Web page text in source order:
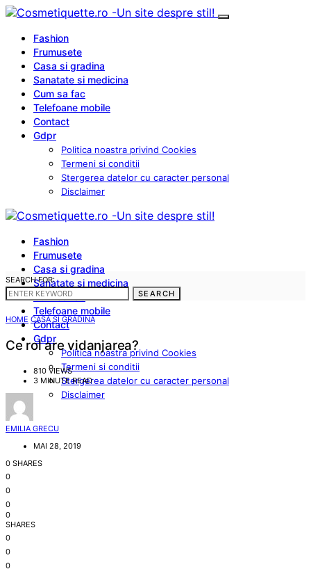
Fashion
Frumusete
Casa si gradina
Sanatate si medicina
Cum sa fac
Telefoane mobile
Contact
Gdpr
Politica noastra privind Cookies
Termeni si conditii
Stergerea datelor cu caracter personal
Disclaimer
Fashion
Frumusete
Casa si gradina
Sanatate si medicina
Cum sa fac
Telefoane mobile
Contact
Gdpr
Politica noastra privind Cookies
Termeni si conditii
Stergerea datelor cu caracter personal
Disclaimer
SEARCH FOR:
SEARCH
HOME CASA SI GRADINA
Ce rol are vidanjarea?
810 VIEWS
3 MINUTE READ
EMILIA GRECU
MAI 28, 2019
0 SHARES
0
0
0
0
SHARES
0
0
0